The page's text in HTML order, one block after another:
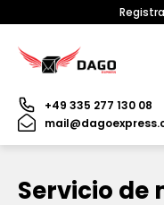
+49 335 277 130 08
Servicio de